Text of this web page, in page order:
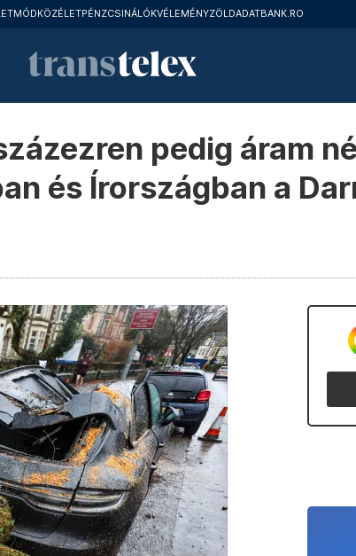
KÖZÉLETPÉNZCSINÁLÓKVÉLEMÉNYZÖLDADATBANK.RO
pedig áram
és Írországban a